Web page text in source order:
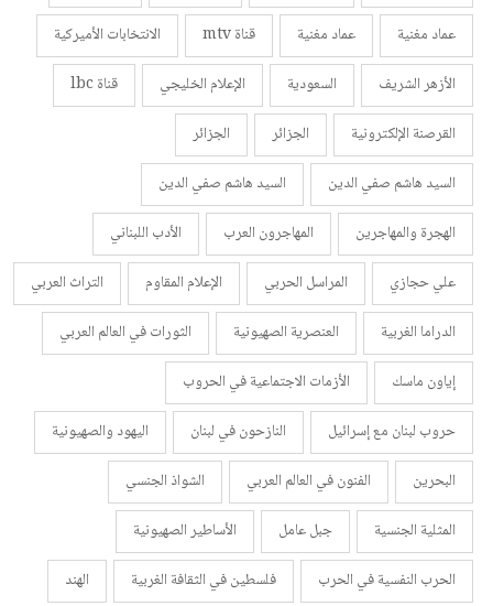
عماد مغنية
عماد مغنية قناة mtv
الانتخابات الأميركية
الأزهر الشريف
السعودية الإعلام الخليجي
قناة lbc
القرصنة الإلكترونية
الجزائر
الجزائر
السيد هاشم صفي الدين
السيد هاشم صفي الدين
الهجرة والمهاجرين
المهاجرون العرب
الأدب اللبناني
علي حجازي
المراسل الحربي الإعلام المقاوم
التراث العربي
الدراما الغربية
العنصرية الصهيونية
الثورات في العالم العربي
إياون ماسك
الأزمات الاجتماعية في الحروب
حروب لبنان مع إسرائيل
النازحون في لبنان
اليهود والصهيونية
البحرين
الفنون في العالم العربي
الشواذ الجنسي
المثلية الجنسية
جبل عامل
الأساطير الصهيونية
الحرب النفسية في الحرب
فلسطين في الثقافة الغربية
الهند